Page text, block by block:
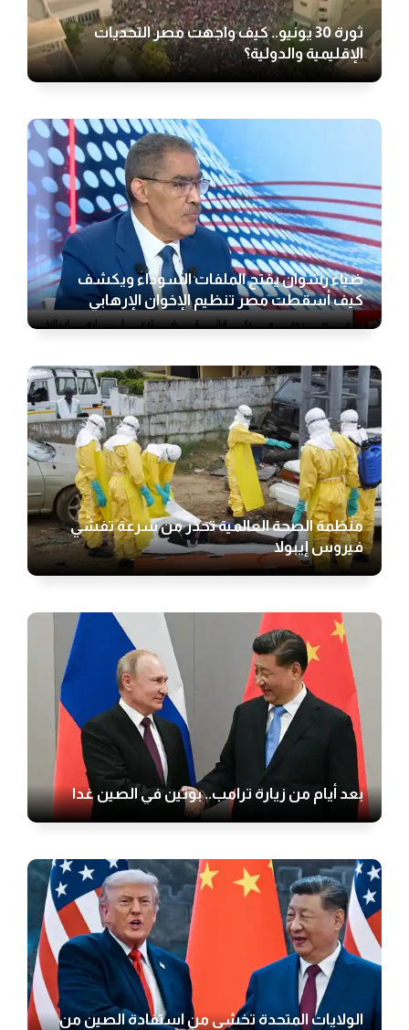
ثورة 30 يونيو.. كيف واجهت مصر التحديات
الإقليمية والدولية؟
ضياء رشوان يفتح الملفات السوداء ويكشف
كيف أسقطت مصر تنظيم الإخوان الإرهابي
منظمة الصحة العالمية تحذر من سرعة تفشي
فيروس إيبولا
بعد أيام من زيارة ترامب.. بوتين في الصين غدا
الولايات المتحدة تخشى من استفادة الصين من